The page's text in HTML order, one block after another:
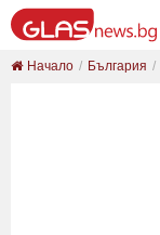
Начало България